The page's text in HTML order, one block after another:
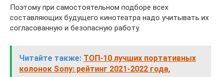
Поэтому при самостоятельном подборе всех
составляющих будущего кинотеатра надо учитывать их
согласованную и безопасную работу.
Читайте также: ТОП-10 лучших портативных
колонок Sony: рейтинг 2021-2022 года,